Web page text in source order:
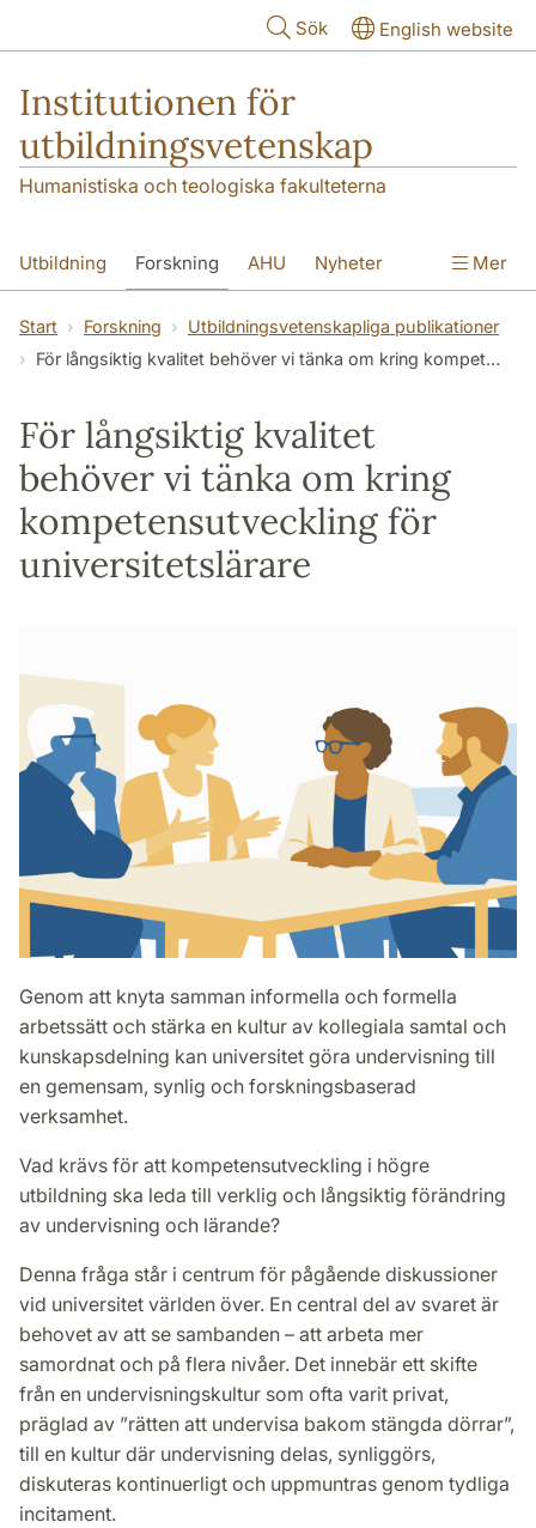
Sök English website
Institutionen för
utbildningsvetenskap
Humanistiska och teologiska fakulteterna
Utbildning Forskning AHU Nyheter
Kontakt Om institutionen
Mer
Start Forskning
Utbildningsvetenskapliga publikationer
För långsiktig kvalitet behöver vi tänka om kring kompetensutveckling för universitetslärare
För långsiktig kvalitet
behöver vi tänka om kring
kompetensutveckling för
universitetslärare
Genom att knyta samman informella och formella
arbetssätt och stärka en kultur av kollegiala samtal och
kunskapsdelning kan universitet göra undervisning till
en gemensam, synlig och forskningsbaserad
verksamhet.
Vad krävs för att kompetensutveckling i högre
utbildning ska leda till verklig och långsiktig förändring
av undervisning och lärande?
Denna fråga står i centrum för pågående diskussioner
vid universitet världen över. En central del av svaret är
behovet av att se sambanden – att arbeta mer
samordnat och på flera nivåer. Det innebär ett skifte
från en undervisningskultur som ofta varit privat,
präglad av ”rätten att undervisa bakom stängda dörrar”,
till en kultur där undervisning delas, synliggörs,
diskuteras kontinuerligt och uppmuntras genom tydliga
incitament.